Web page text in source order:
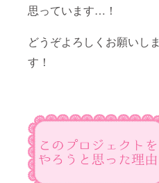
思っています…！
どうぞよろしくお願いしま
す！